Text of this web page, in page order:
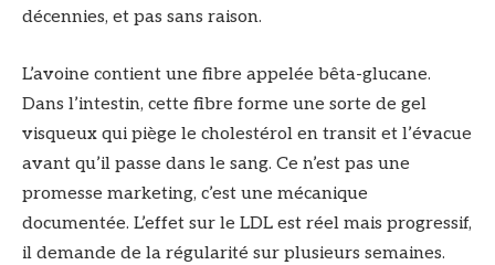
décennies, et pas sans raison.
L’avoine contient une fibre appelée bêta-glucane.
Dans l’intestin, cette fibre forme une sorte de gel
visqueux qui piège le cholestérol en transit et l’évacue
avant qu’il passe dans le sang. Ce n’est pas une
promesse marketing, c’est une mécanique
documentée. L’effet sur le LDL est réel mais progressif,
il demande de la régularité sur plusieurs semaines.